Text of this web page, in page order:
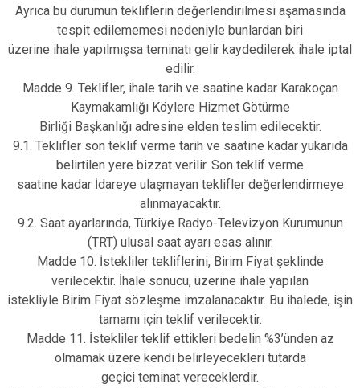
Ayrıca bu durumun tekliflerin değerlendirilmesi aşamasında
tespit edilememesi nedeniyle bunlardan biri
üzerine ihale yapılmışsa teminatı gelir kaydedilerek ihale iptal
edilir.
Madde 9. Teklifler, ihale tarih ve saatine kadar Karakoçan
Kaymakamlığı Köylere Hizmet Götürme
Birliği Başkanlığı adresine elden teslim edilecektir.
9.1. Teklifler son teklif verme tarih ve saatine kadar yukarıda
belirtilen yere bizzat verilir. Son teklif verme
saatine kadar İdareye ulaşmayan teklifler değerlendirmeye
alınmayacaktır.
9.2. Saat ayarlarında, Türkiye Radyo-Televizyon Kurumunun
(TRT) ulusal saat ayarı esas alınır.
Madde 10. İstekliler tekliflerini, Birim Fiyat şeklinde
verilecektir. İhale sonucu, üzerine ihale yapılan
istekliyle Birim Fiyat sözleşme imzalanacaktır. Bu ihalede, işin
tamamı için teklif verilecektir.
Madde 11. İstekliler teklif ettikleri bedelin %3’ünden az
olmamak üzere kendi belirleyecekleri tutarda
geçici teminat vereceklerdir.